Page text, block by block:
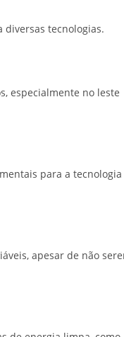
tecnologias.
especialmente no leste
para a tecnologia
apesar de não